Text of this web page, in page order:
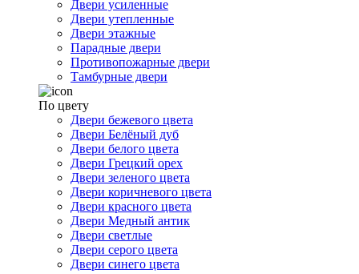
Двери усиленные
Двери утепленные
Двери этажные
Парадные двери
Противопожарные двери
Тамбурные двери
По цвету
Двери бежевого цвета
Двери Белёный дуб
Двери белого цвета
Двери Грецкий орех
Двери зеленого цвета
Двери коричневого цвета
Двери красного цвета
Двери Медный антик
Двери светлые
Двери серого цвета
Двери синего цвета